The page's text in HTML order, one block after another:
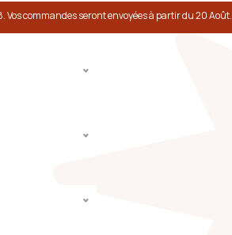
commandes seront envoyées à partir du 20 Août.